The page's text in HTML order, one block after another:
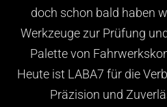
doch schon bald haben
Werkzeuge zur Prüfung
Palette von
Heute ist LABA7 für die
Präzision und